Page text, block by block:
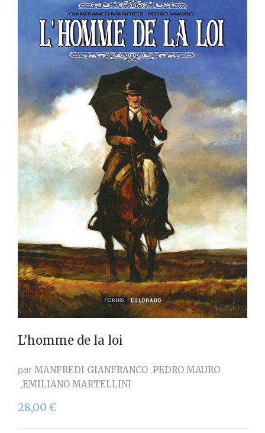
L’homme de la loi
par MANFREDI GIANFRANCO PEDRO MAURO
EMILIANO MARTELLINI
28,00 €